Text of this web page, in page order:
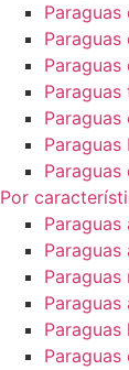
Paraguas
Por
Paraguas
Paraguas
Paraguas